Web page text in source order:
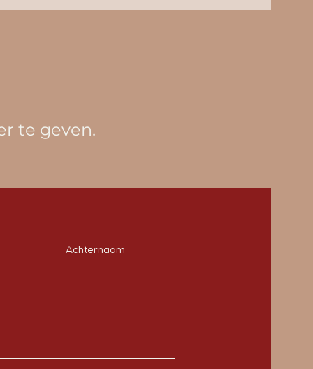
te geven.
Achternaam